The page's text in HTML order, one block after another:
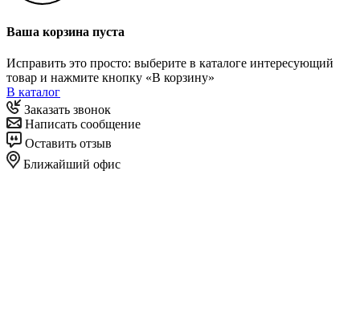
Ваша корзина пуста
Исправить это просто: выберите в каталоге интересующий
товар и нажмите кнопку «В корзину»
В каталог
Заказать звонок
Написать сообщение
Оставить отзыв
Ближайший офис